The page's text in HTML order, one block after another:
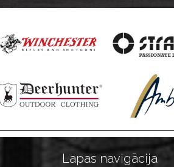
Lapas navigācija